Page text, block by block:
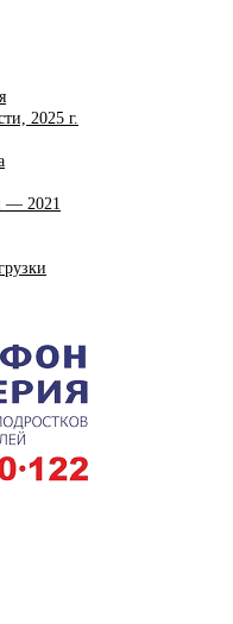
2025 г.
— 2021